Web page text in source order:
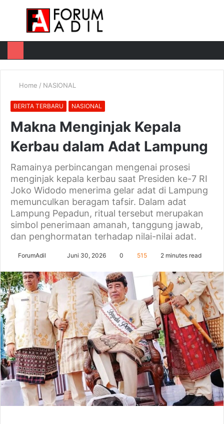
Menu
Home / NASIONAL
BERITA TERBARU NASIONAL
Makna Menginjak Kepala
Kerbau dalam Adat Lampung
Ramainya perbincangan mengenai prosesi
menginjak kepala kerbau saat Presiden ke-7 RI
Joko Widodo menerima gelar adat di Lampung
memunculkan beragam tafsir. Dalam adat
Lampung Pepadun, ritual tersebut merupakan
simbol penerimaan amanah, tanggung jawab,
dan penghormatan terhadap nilai-nilai adat.
ForumAdil
email
Juni 30, 2026 0 515 2 minutes read